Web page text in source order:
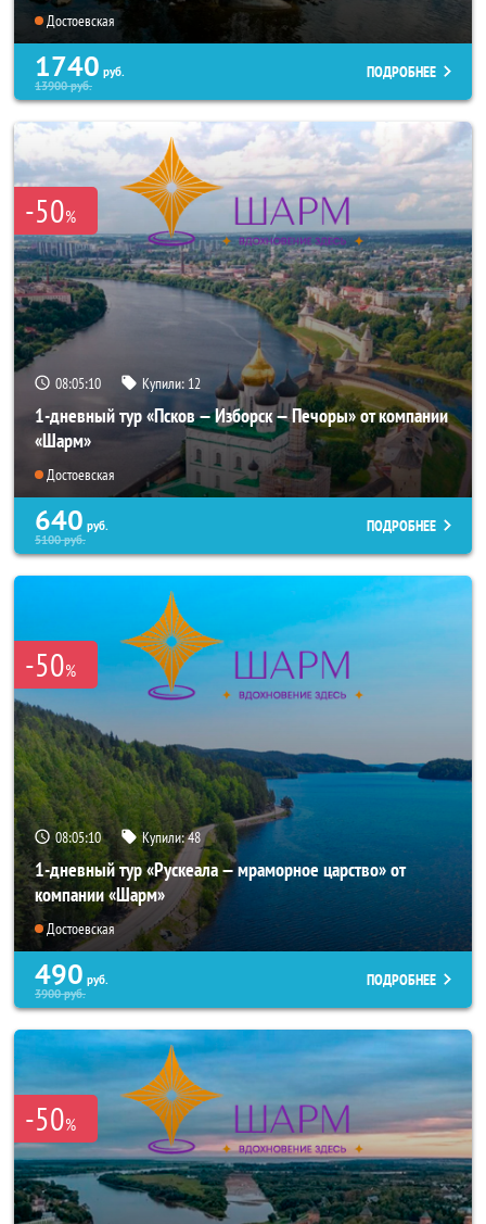
Достоевская
1740 руб.
13900руб.
ПОДРОБНЕЕ
-50%
08:05:09 Купили: 12
1-дневный тур «Псков — Изборск — Печоры» от компании
«Шарм»
Достоевская
640 руб.
5100руб.
ПОДРОБНЕЕ
-50%
08:05:09 Купили:48
1-дневный тур «Рускеала — мраморное царство» от
компании «Шарм»
Достоевская
490 руб.
3900руб.
ПОДРОБНЕЕ
-50%